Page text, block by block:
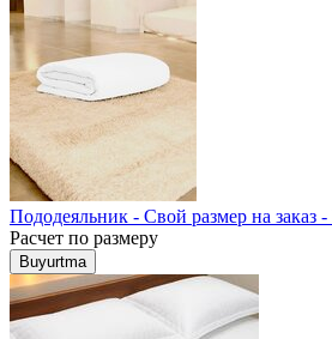
Пододеяльник - Свой размер на заказ
Расчет по размеру
Buyurtma